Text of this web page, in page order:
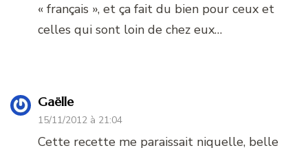
« français », et ça fait du bien pour ceux et
celles qui sont loin de chez eux…
Gaëlle
15/11/2012 à 21:04
Cette recette me paraissait niquelle, belle